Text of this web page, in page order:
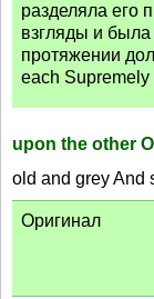
разделяла его
взгляды и была
протяжении
each Supremely
upon the other
old and grey And
Оригинал